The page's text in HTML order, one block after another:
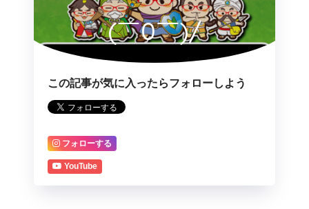
(￣0￣)/
この記事が気に入ったらフォローしよう
フォローする
YouTube